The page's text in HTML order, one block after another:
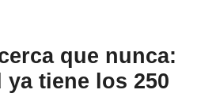
que nunca:
ya tiene los 250